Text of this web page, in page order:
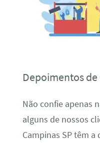
Depoimentos
Não confie apenas
alguns de nossos
Campinas SP têm a